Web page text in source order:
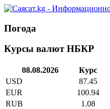
Погода
Курсы валют НБКР
08.08.2026
Курс
USD
87.45
EUR
100.94
RUB
1.08